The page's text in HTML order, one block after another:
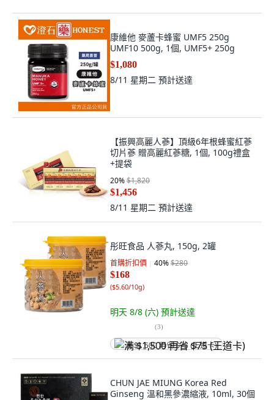
康維他 麥蘆卡蜂蜜 UMF5 250g
UMF10 500g, 1個, UMF5+ 250g
$1,080
8/11 星期二 預計送達
【振興高麗人蔘】頂級6年根蜂蜜紅蔘
切片蔘 贈高麗紅蔘糖, 1個, 100g禮盒
+提袋
20%$1,820
$1,456
8/11 星期二 預計送達
彤旺食品 人蔘丸, 150g, 2罐
首購折扣價 40%$280
$168
($5.60/10g)
明天 8/8 (六) 預計送達
(3)
满 $1,500 再省 $75 (王道卡)
CHUN JAE MIUNG Korea Red
Ginseng 溫和黑參濃縮液, 10ml, 30個